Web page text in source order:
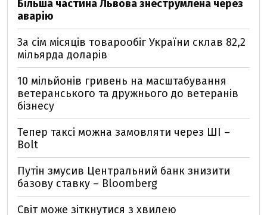
Більша частина Львова знеструмлена через
аварію
За сім місяців товарообіг України склав 82,2
мільярда доларів
10 мільйонів гривень на масштабування
ветеранського та дружнього до ветеранів
бізнесу
Тепер таксі можна замовляти через ШІ –
Bolt
Путін змусив Центральний банк знизити
базову ставку – Bloomberg
Світ може зіткнутися з хвилею